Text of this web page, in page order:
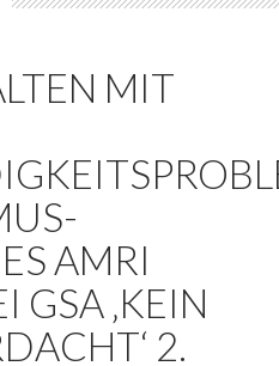
MIT
AMRI
GSA ‚KEIN
2.